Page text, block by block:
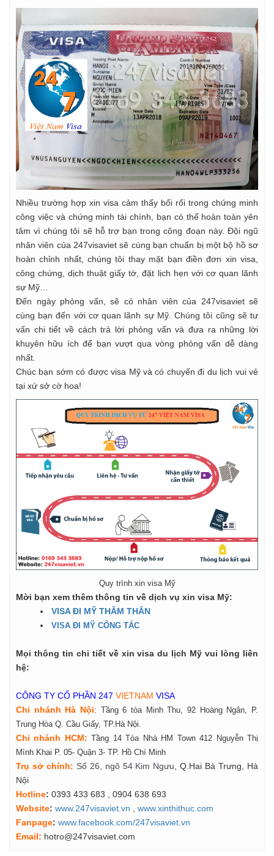
Nhiều trường hợp xin visa cảm thấy bối rối trong chứng minh
công việc và chứng minh tài chính, bạn có thể hoàn toàn yên
tâm vì chúng tôi sẽ hỗ trợ bạn trong công đoạn này. Đội ngũ
nhân viên của 247visaviet sẽ cùng bạn chuẩn bị một bộ hồ sơ
hoàn chỉnh nhất, chúng tôi thay mặt bạn điền đơn xin visa,
công chứng, dịch thuật giấy tờ, đặt lịch hẹn với cơ quan lãnh
sự Mỹ…
Đến ngày phỏng vấn, sẽ có nhân viên của 247visaviet sẽ
cùng bạn đến với cơ quan lãnh sự Mỹ. Chúng tôi cũng sẽ tư
vấn chi tiết về cách trả lời phỏng vấn và đưa ra những lời
khuyên hữu ích để bạn vượt qua vòng phỏng vấn dễ dàng
nhất.
Chúc bạn sớm có được visa Mỹ và có chuyến đi du lịch vui vẻ
tại xứ sở cờ hoa!
Quy trình xin visa Mỹ
Mời bạn xem thêm thông tin về dịch vụ xin visa Mỹ:
VISA ĐI MỸ THĂM THÂN
VISA ĐI MỸ CÔNG TÁC
Mọi thông tin chi tiết về xin visa du lịch Mỹ vui lòng liên
hệ:
CÔNG TY CỔ PHẦN 247 VIETNAM VISA
Chi nhánh Hà Nội: Tầng 6 tòa Minh Thu, 92 Hoàng Ngân, P.
Trung Hòa Q. Cầu Giấy, TP.Hà Nội.
Chi nhánh HCM: Tầng 14 Tòa Nhà HM Town 412 Nguyễn Thị
Mình Khai P. 05- Quận 3- TP. Hồ Chí Minh
Trụ sở chính: Số 26, ngõ 54 Kim Ngưu , Q.Hai Bà Trưng, Hà
Nội
Hotline: 0393 433 683 , 0904 638 693
Website: www.247visaviet.vn
www.xinthithuc.com
Fanpage: www.facebook.com/247visaviet.vn
Email: hotro@247visaviet.com